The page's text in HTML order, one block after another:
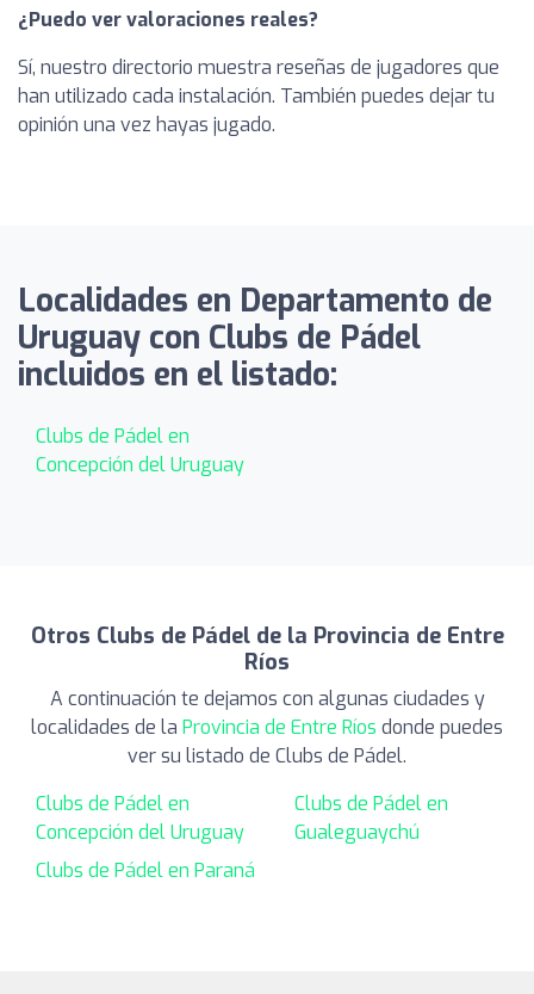
¿Puedo ver valoraciones reales?
Sí, nuestro directorio muestra reseñas de jugadores que
han utilizado cada instalación. También puedes dejar tu
opinión una vez hayas jugado.
Localidades en Departamento de
Uruguay con Clubs de Pádel
incluidos en el listado:
Clubs de Pádel en
Concepción del Uruguay
Otros Clubs de Pádel de la Provincia de Entre
Ríos
A continuación te dejamos con algunas ciudades y
localidades de la Provincia de Entre Ríos donde puedes
ver su listado de Clubs de Pádel.
Clubs de Pádel en
Concepción del Uruguay
Clubs de Pádel en
Gualeguaychú
Clubs de Pádel en Paraná